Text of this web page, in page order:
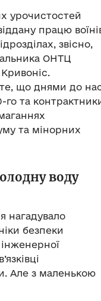
урочистостей
працю
звісно,
ОНТЦ
що днями до
та
та мінорних
воду
нагадувало
безпеки
Але з маленькою